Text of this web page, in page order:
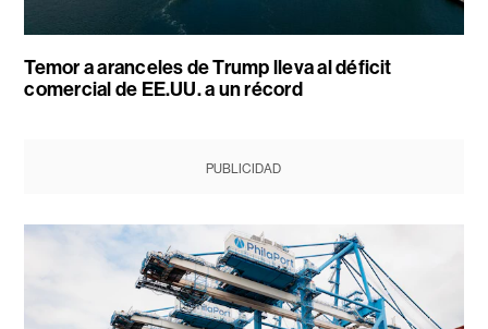
Temor a aranceles de Trump lleva al déficit
comercial de EE.UU. a un récord
PUBLICIDAD